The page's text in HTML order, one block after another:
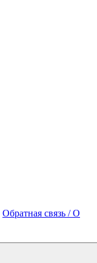
Обратная связь / О